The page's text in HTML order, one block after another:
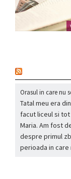
Orasul in care nu
Tatal meu era
facut liceul si tot
Maria. Am fost
despre primul
perioada in